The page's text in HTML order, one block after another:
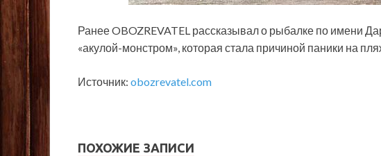
Ранее OBOZREVATEL рассказывал о рыбалке по имени
«акулой-монстром», которая стала причиной паники на
Источник: obozrevatel.com
ПОХОЖИЕ ЗАПИСИ